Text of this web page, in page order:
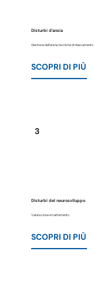
Disturbi d'ansia
Gestione dell'ansia, tecniche di rilassamento
SCOPRI DI PIÙ
3
Disturbi del neurosviluppo
Valutazione e trattamento
SCOPRI DI PIÙ